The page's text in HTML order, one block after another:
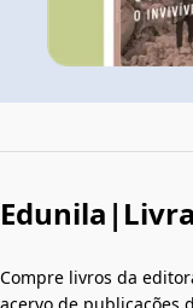
Compre livros da